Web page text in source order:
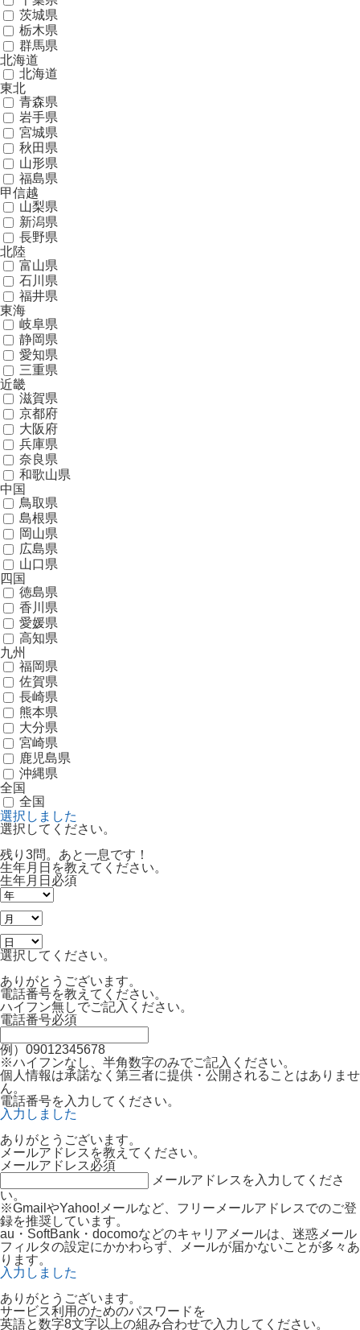
茨城県
栃木県
群馬県
北海道
北海道
東北
青森県
岩手県
宮城県
秋田県
山形県
福島県
甲信越
山梨県
新潟県
長野県
北陸
富山県
石川県
福井県
東海
岐阜県
静岡県
愛知県
三重県
近畿
滋賀県
京都府
大阪府
兵庫県
奈良県
和歌山県
中国
鳥取県
島根県
岡山県
広島県
山口県
四国
徳島県
香川県
愛媛県
高知県
九州
福岡県
佐賀県
長崎県
熊本県
大分県
宮崎県
鹿児島県
沖縄県
全国
全国
選択しました
選択してください。
残り3問。あと一息です！
生年月日を教えてください。
生年月日 必須
選択してください。
ありがとうございます。
電話番号を教えてください。
ハイフン無しでご記入ください。
電話番号必須
例）09012345678
※ハイフンなし、半角数字のみでご記入ください。
個人情報は承諾なく第三者に提供・公開されることはありませ
ん。
電話番号を入力してください。
入力しました
ありがとうございます。
メールアドレスを教えてください。
メールアドレス必須
メールアドレスを入力してくださ
い。
※GmailやYahoo!メールなど、フリーメールアドレスでのご登
録を推奨しています。
au・SoftBank・docomoなどのキャリアメールは、迷惑メール
フィルタの設定にかかわらず、メールが届かないことが多々あ
ります。
入力しました
ありがとうございます。
サービス利用のためのパスワードを
英語と数字8文字以上の組み合わせで入力してください。